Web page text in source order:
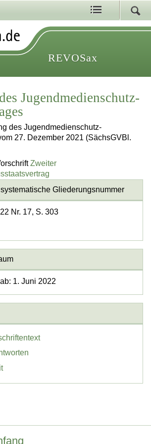
REVOSax
Jugendmedienschutz-
des Jugendmedienschutz-
27. Dezember 2021 (SächsGVBl.
Zweiter
Gliederungsnummer
Nr. 17, S. 303
1. Juni 2022